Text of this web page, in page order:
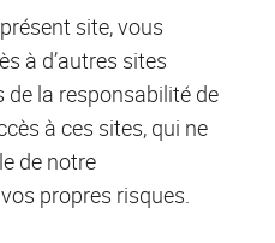
site, vous
à d’autres sites
de la responsabilité de
à ces sites, qui ne
de notre
propres risques.